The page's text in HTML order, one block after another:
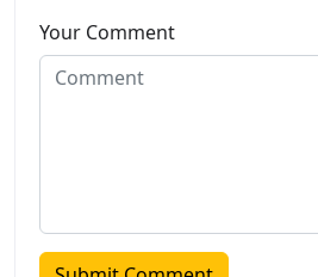
Your Comment